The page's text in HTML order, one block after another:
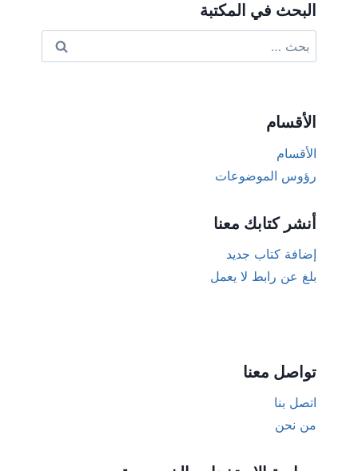
البحث في المكتبة
عن:
الأقسام
الأقسام
رؤوس الموضوعات
أنشر كتابك معنا
إضافة كتاب جديد
بلغ عن رابط لا يعمل
تواصل معنا
اتصل بنا
من نحن